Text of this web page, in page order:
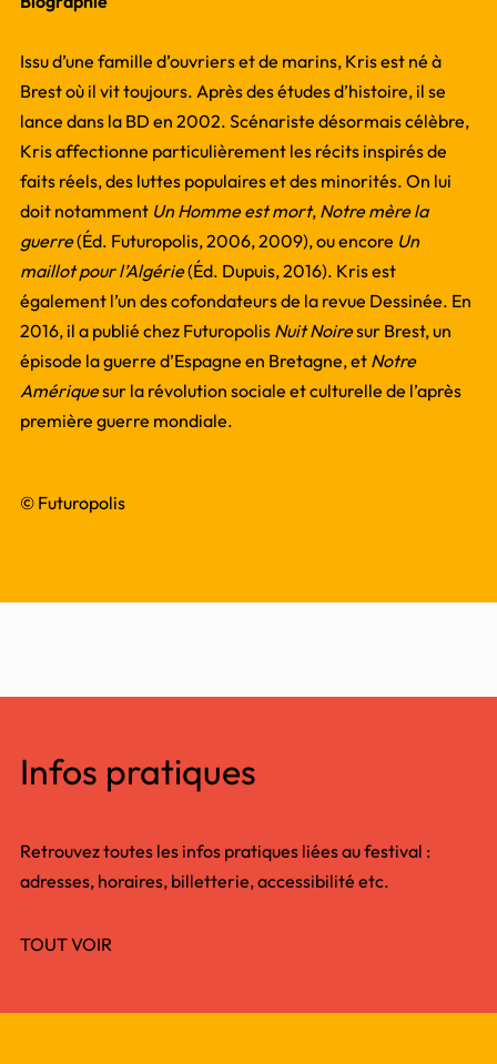
Issu d’une famille d’ouvriers et de marins, Kris est né à
Brest où il vit toujours. Après des études d’histoire, il se
lance dans la BD en 2002. Scénariste désormais célèbre,
Kris affectionne particulièrement les récits inspirés de
faits réels, des luttes populaires et des minorités. On lui
doit notamment Un Homme est mort, Notre mère la
guerre(Éd. Futuropolis, 2006, 2009), ou encore Un
maillot pour l’Algérie(Éd. Dupuis, 2016). Kris est
également l’un des cofondateurs de la revue Dessinée. En
2016, il a publié chez Futuropolis Nuit Noiresur Brest, un
épisode la guerre d’Espagne en Bretagne, et Notre
Amériquesur la révolution sociale et culturelle de l’après
première guerre mondiale.
© Futuropolis
Infos pratiques
Retrouvez toutes les infos pratiques liées au festival :
adresses, horaires, billetterie, accessibilité etc.
TOUT VOIR